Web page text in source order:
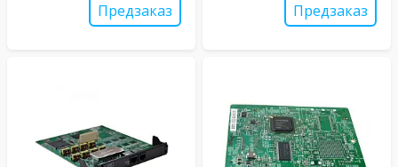
Предзаказ Предзаказ